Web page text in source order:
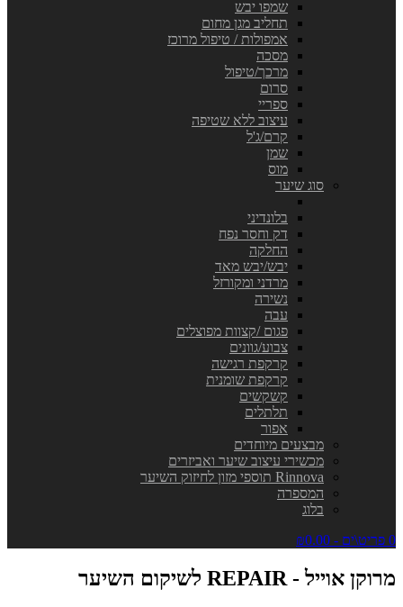
שמפו יבש
תחליב מגן מחום
אמפולות / טיפול מרוכז
מסכה
מרכך/טיפול
סרום
ספריי
עיצוב ללא שטיפה
קרם/ג'ל
שמן
מוס
סוג שיער
בלונדיני
דק וחסר נפח
החלקה
יבש/יבש מאד
מרדני ומקורזל
נשירה
עבה
פגום /קצוות מפוצלים
צבוע/גוונים
קרקפת רגישה
קרקפת שומנית
קשקשים
תלתלים
אפור
מבצעים מיוחדים
מכשירי עיצוב שיער ואביזרים
Rinnova תוספי מזון לחיזוק השיער
המספרה
בלוג
0 פריט\ים - ₪0.00
מרוקן אוייל - REPAIR לשיקום השיער